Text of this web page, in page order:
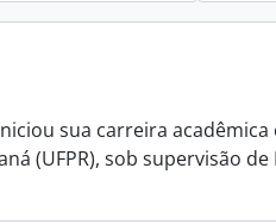
sua carreira acadêmica
(UFPR), sob supervisão de